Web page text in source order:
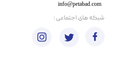
info@petabad.com
​شبکه های اجتماعی :